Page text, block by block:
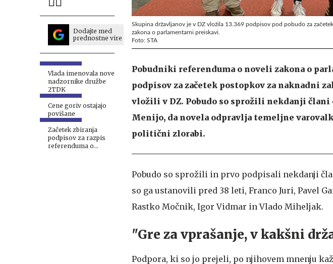
Dodajte med
prednostne vire
Vlada imenovala nove
nadzornike družbe
2TDK
Cene goriv ostajajo
povišane
Začetek zbiranja
podpisov za razpis
referenduma o
Skupina državljanov je v DZ vložila 13.369 podpisov pod pobudo za
zakona o parlamentarni preiskavi.
Foto: STA
Pobudniki referenduma o noveli zakona o
podpisov za začetek postopkov za naknadni
vložili v DZ. Pobudo so sprožili nekdanji člani
Menijo, da novela odpravlja temeljne
politični zlorabi.
Pobudo so sprožili in prvo podpisali nekdanji
so ga ustanovili pred 38 leti, Franco Juri, Pavel
Rastko Močnik, Igor Vidmar in Vlado Miheljak.
"Gre za vprašanje, v kakšni
Podpora, ki so jo prejeli, po njihovem mnenju